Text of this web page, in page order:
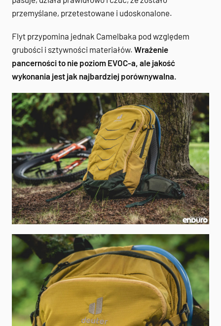
przemyślane, przetestowane i udoskonalone.
Flyt przypomina jednak Camelbaka pod względem
grubości i sztywności materiałów. Wrażenie
pancerności to nie poziom EVOC-a, ale jakość
wykonania jest jak najbardziej porównywalna.